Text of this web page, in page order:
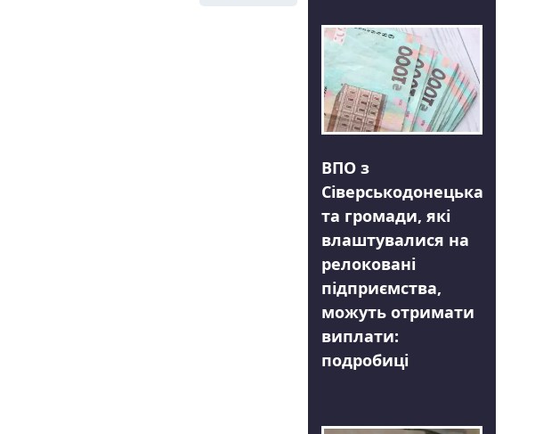
ВПО з
Сіверськодонецька
та громади, які
влаштувалися на
релоковані
підприємства,
можуть отримати
виплати:
подробиці